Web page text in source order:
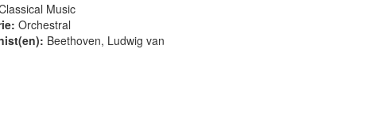
Music
Orchestral
Beethoven, Ludwig van